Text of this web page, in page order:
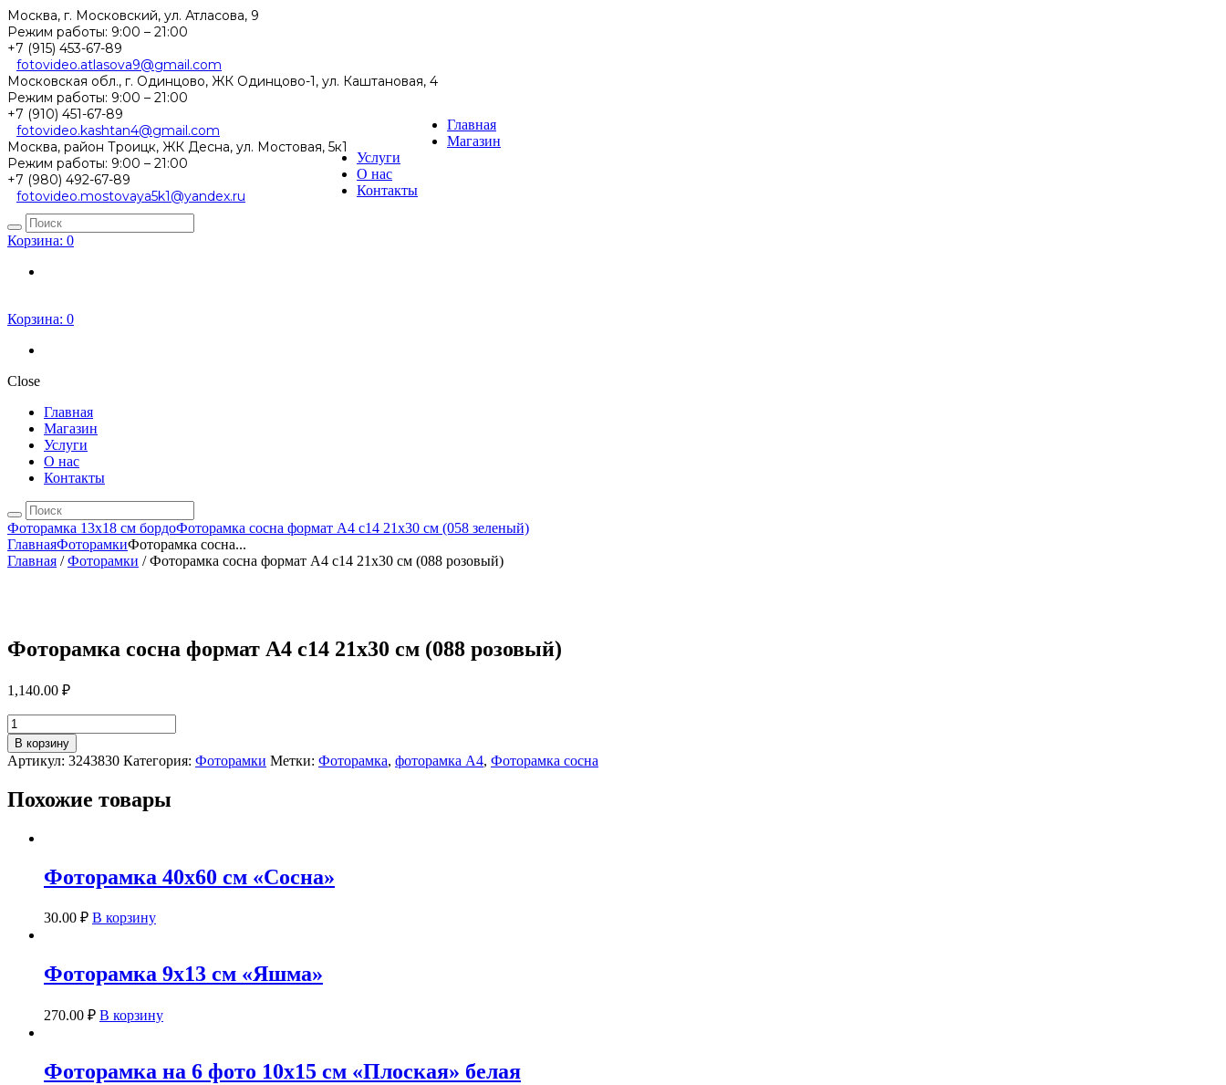
Москва, г. Московский, ул. Атласова, 9
Режим работы: 9:00 – 21:00
+7 (915) 453-67-89
fotovideo.atlasova9@gmail.com
Московская обл., г. Одинцово, ЖК Одинцово-1, ул. Каштановая, 4
Режим работы: 9:00 – 21:00
+7 (910) 451-67-89
fotovideo.kashtan4@gmail.com
Москва, район Троицк, ЖК Десна, ул. Мостовая, 5к1
Режим работы: 9:00 – 21:00
+7 (980) 492-67-89
fotovideo.mostovaya5k1@yandex.ru
Главная
Магазин
Услуги
О нас
Контакты
Корзина: 0
Корзина: 0
Close
Главная
Магазин
Услуги
О нас
Контакты
Фоторамка 13х18 см бордоФоторамка сосна формат А4 с14 21х30 см (058 зеленый)
ГлавнаяФоторамкиФоторамка сосна...
Главная /Фоторамки / Фоторамка сосна формат А4 с14 21х30 см (088 розовый)
Фоторамка сосна формат А4 с14 21х30 см (088 розовый)
1,140.00 ₽
Количество
товара
Фоторамка
сосна
А4
21х30
розовый)
В корзину
Артикул: 3243830 Категория: Фоторамки Метки: Фоторамка, фоторамка А4, Фоторамка сосна
Похожие товары
Фоторамка 40х60 см «Сосна»
30.00 ₽ В корзину
Фоторамка 9х13 см «Яшма»
270.00 ₽ В корзину
Фоторамка на 6 фото 10х15 см «Плоская» белая